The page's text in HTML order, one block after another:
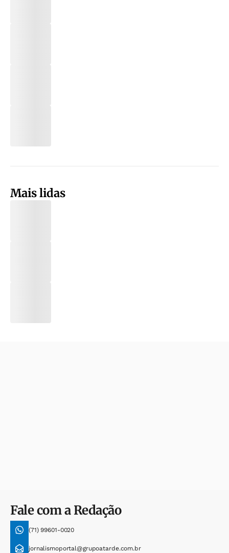
Mais lidas
Fale com a Redação
(71) 99601-0020
jornalismoportal@grupoatarde.com.br